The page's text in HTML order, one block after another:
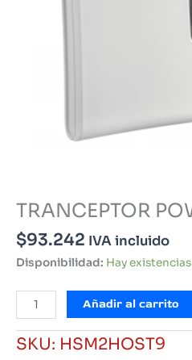
TRANCEPTOR
$93.242 IVA incluido
Disponibilidad: Hay existencias
TRANCEPTOR
POWER
G
DSC
Añadir al carrito
SKU: HSM2HOST9